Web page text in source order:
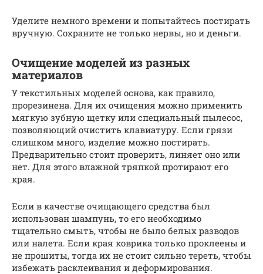
Уделите немного времени и попытайтесь постирать
вручную. Сохраните не только нервы, но и деньги.
Очищение моделей из разных
материалов
У текстильных моделей основа, как правило,
прорезинена. Для их очищения можно применить
мягкую зубную щетку или специальный пылесос,
позволяющий очистить клавиатуру. Если грязи
слишком много, изделие можно постирать.
Предварительно стоит проверить, линяет оно или
нет. Для этого влажной тряпкой протирают его
края.
Если в качестве очищающего средства был
использован шампунь, то его необходимо
тщательно смыть, чтобы не было белых разводов
или налета. Если края коврика только проклеены и
не прошиты, тогда их не стоит сильно тереть, чтобы
избежать расклеивания и деформирования.